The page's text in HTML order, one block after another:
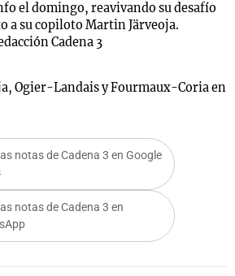
el domingo, reavivando su desafío
a su copiloto Martin Järveoja.
Cadena 3
Ogier-Landais y Fourmaux-Coria en
notas de Cadena 3 en Google
notas de Cadena 3 en